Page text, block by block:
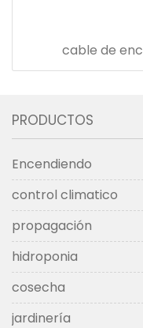
cable de
PRODUCTOS
Encendiendo
control climatico
propagación
hidroponia
cosecha
jardinería